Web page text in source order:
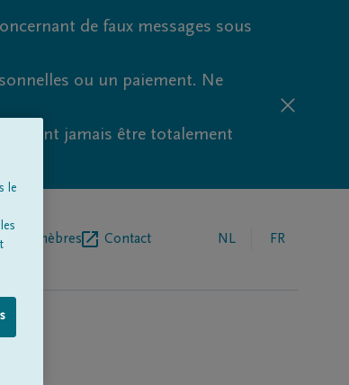
de faux messages sous
ou un paiement. Ne
jamais être totalement
funèbres Contact NL FR
le